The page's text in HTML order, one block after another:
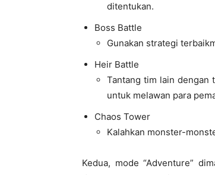
ditentukan.
Boss Battle
Gunakan strategi
Heir Battle
Tantang tim lain dengan
untuk melawan para
Chaos Tower
Kalahkan monster-
Kedua, mode “Adventure”